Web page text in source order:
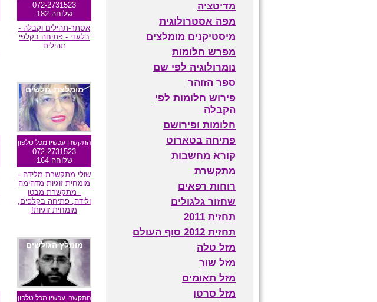
072-2731523
שלוחה 182
אסתר-תהילים וקבלה -
בלעדי - פתיחה בקלפי
תהילים
מומלצת גולשים
התקשרו עכשיו מכל טלפון
072-2731523
שלוחה 164
שולי מתקשרת מלידה -
מומחית זוגיות מדהימה
- מתקשרת מבטן
ולידה, פתיחה בקלפים,
מומחית זוגיות!
מומלץ הגולשים
התקשרו עכשיו מכל טלפון
מדיטציה
מפה אסטרולוגית
מיסטיקנים מומלצים
מפרש חלומות
נומרולוגיה לפי שם
ספר הזוהר
פירוש חלומות לפי
הקבלה
חלומות ופירושם
פתיחה בטארוט
קורא מחשבות
מתקשרת
רוחות רפאים
שחזור גלגולים
תחזית 2011
תחזית 2012 סוף העולם
מזל טלה
מזל שור
מזל תאומים
מזל סרטן